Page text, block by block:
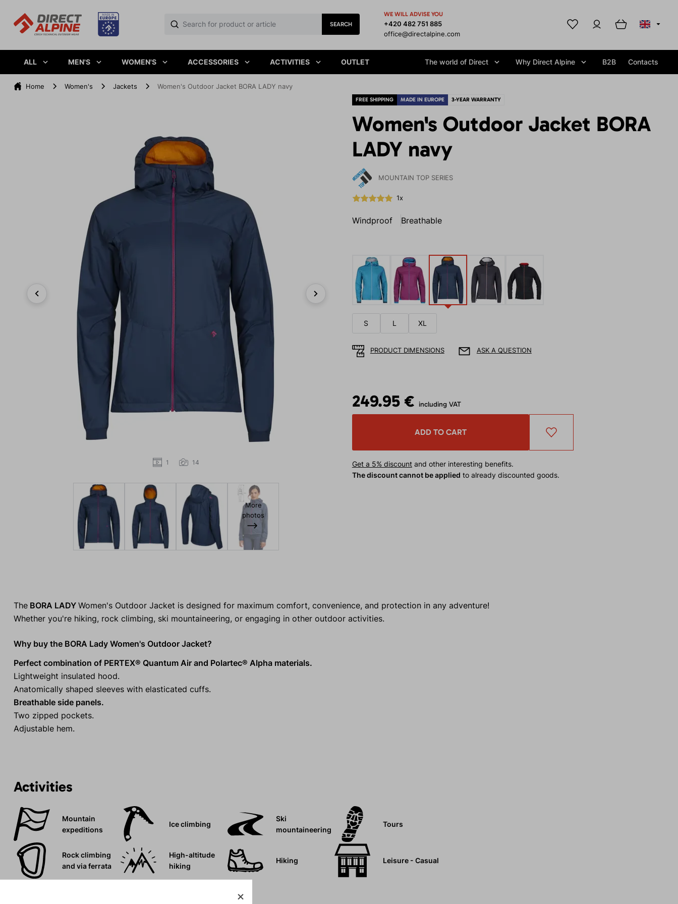
SEARCH
WE WILL ADVISE YOU
+420 482 751 885
office@directalpine.com
ALL MEN'S WOMEN'S ACCESSORIES ACTIVITIES OUTLET The world of Direct Why Direct Alpine B2B Contacts
Home Women's Jackets Women's Outdoor Jacket BORA LADY navy
FREE SHIPPING MADE IN EUROPE 3-YEAR WARRANTY
Women's Outdoor Jacket BORA
LADY navy
MOUNTAIN TOP SERIES
1x
Windproof Breathable
1 14
More
photos
S L XL
PRODUCT DIMENSIONS ASK A QUESTION
249.95 € including VAT
ADD TO CART
Get a 5% discountand other interesting benefits.
The discount cannot be applied to already discounted goods.
TheBORA LADY Women's Outdoor Jacket is designed for maximum comfort, convenience, and protection in any adventure!
Whether you're hiking, rock climbing, ski mountaineering, or engaging in other outdoor activities.
Why buy the BORA Lady Women's Outdoor Jacket?
Perfect combination of PERTEX® Quantum Air and Polartec® Alpha materials.
Lightweight insulated hood.
Anatomically shaped sleeves with elasticated cuffs.
Breathable side panels.
Two zipped pockets.
Adjustable hem.
Activities
Mountain
expeditions
Ice climbing
Ski
mountaineering
Tours
Rock climbing
and via ferrata
High-altitude
hiking
Hiking Leisure - Casual